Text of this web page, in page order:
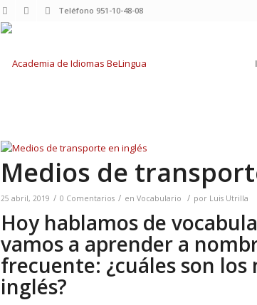
Teléfono 951-10-48-08
Medios de
25 abril, 2019 / 0 Comentarios / en Vocabulario / por Luis Utrilla
Hoy hablamos de
vamos a aprender a
frecuente: ¿cuáles son
inglés?